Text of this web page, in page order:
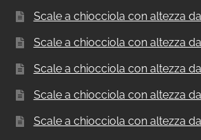
Scale a chiocciola con altezza
Scale a chiocciola con altezza
Scale a chiocciola con altezza
Scale a chiocciola con altezza
Scale a chiocciola con altezza